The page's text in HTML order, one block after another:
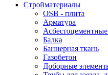
Стройматериалы
OSB - плита
Арматура
Балка
Баннерная ткань
Газобетон
Доборные